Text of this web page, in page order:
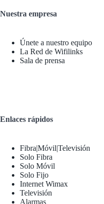
Nuestra empresa
Únete a nuestro equipo
La Red de Wifilinks
Sala de prensa
Enlaces rápidos
Fibra|Móvil|Televisión
Solo Fibra
Solo Móvil
Solo Fijo
Internet Wimax
Televisión
Alarmas